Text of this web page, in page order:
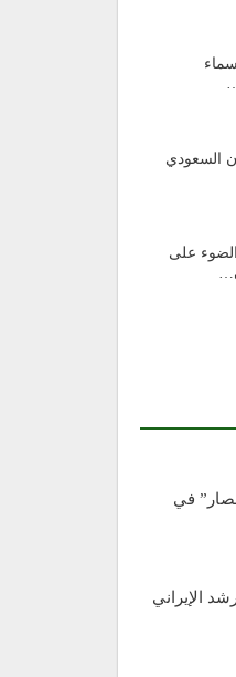
السعودي
على
في
الإيراني